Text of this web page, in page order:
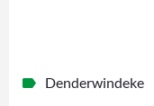
Denderwindeke